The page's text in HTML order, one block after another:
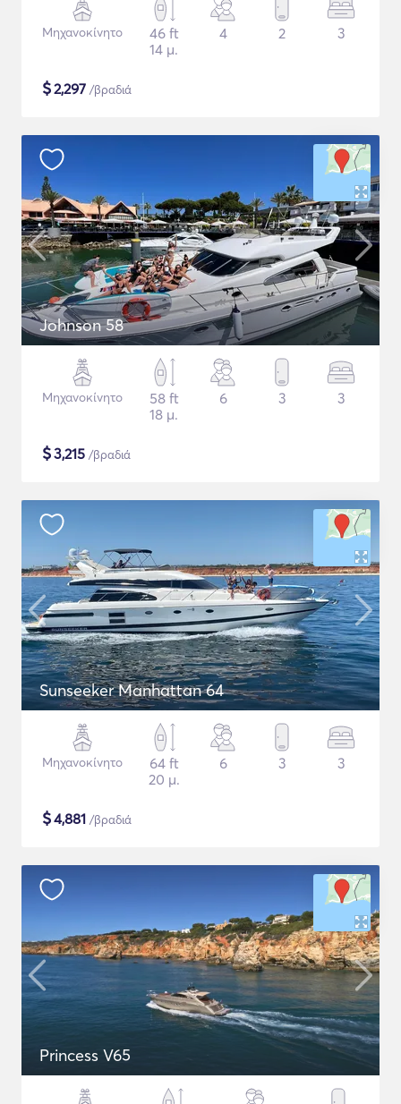
Μηχανοκίνητο
46 ft
14 μ.
4 2 3
$2,297 /βραδιά
Johnson 58
Μηχανοκίνητο
58 ft
18 μ.
6 3 3
$3,215 /βραδιά
Sunseeker Manhattan 64
Μηχανοκίνητο
64 ft
20 μ.
6 3 3
$4,881 /βραδιά
Princess V65